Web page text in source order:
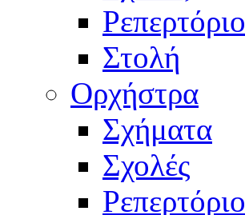
Ρεπερτόριο
Στολή
Ορχήστρα
Σχήματα
Σχολές
Ρεπερτόριο